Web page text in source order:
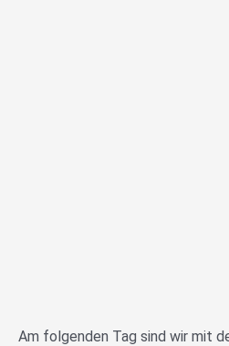
Am folgenden Tag sind wir mit